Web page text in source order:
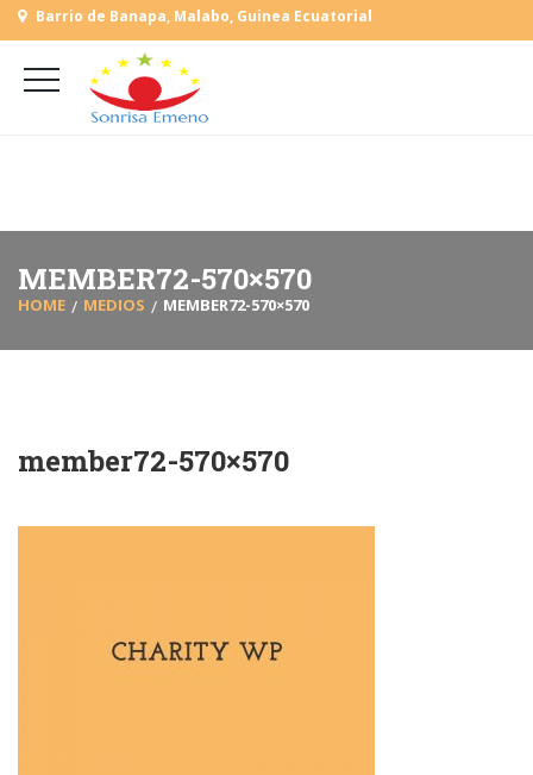
Barrio de Banapa, Malabo, Guinea Ecuatorial
(+240) 555 818930
L-V: 9:00-15:00 Sab, Dom: Cerrado
MEMBER72-570×570
HOME MEDIOS MEMBER72-570×570
member72-570×570